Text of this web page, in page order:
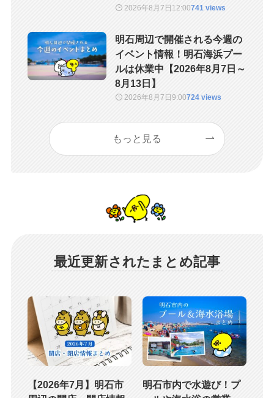
2026年8月7日 12:00741 views
明石周辺で開催される今週の
イベント情報！明石海浜プー
ルは休業中【2026年8月7日～
8月13日】
2026年8月7日 9:00724 views
もっと見る
最近更新されたまとめ記事
【2026年7月】明石市
明石市内で水遊び！プ